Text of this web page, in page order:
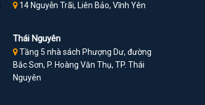
14 Nguyễn Trãi, Liên Bảo, Vĩnh Yên
Thái Nguyên
Tầng 5 nhà sách Phượng Dư, đường
Bắc Sơn, P. Hoàng Văn Thụ, TP. Thái
Nguyên